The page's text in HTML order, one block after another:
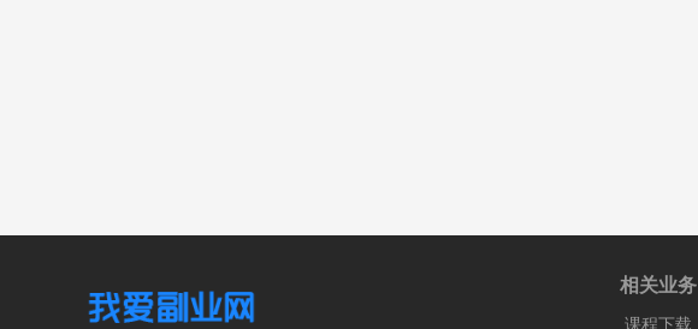
相关业务
课程下载